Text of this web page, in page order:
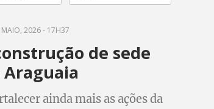
2026 - 17H37
de sede
ainda mais as ações da